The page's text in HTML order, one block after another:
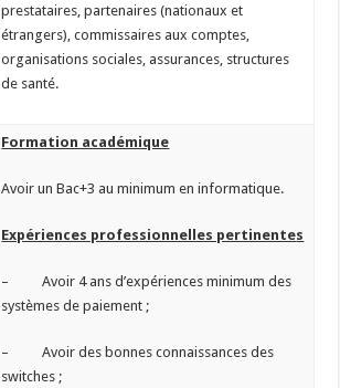
prestataires, partenaires (nationaux et
étrangers), commissaires aux comptes,
organisations sociales, assurances, structures
de santé.
Formation académique
Avoir un Bac+3 au minimum en informatique.
Expériences professionnelles pertinentes
– Avoir 4 ans d’expériences minimum des
systèmes de paiement ;
– Avoir des bonnes connaissances des
switches ;